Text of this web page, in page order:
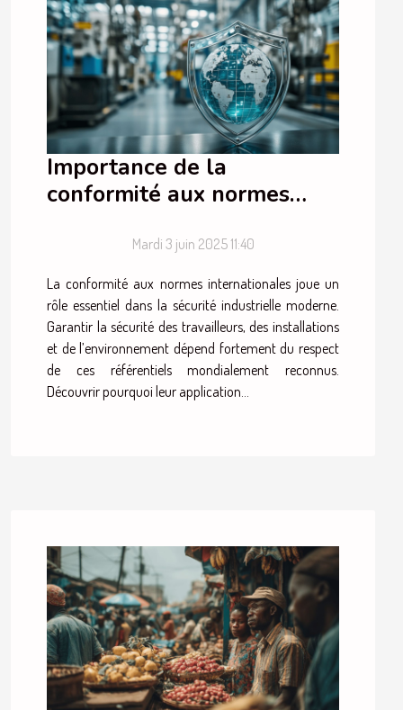
plusieurs types de peau — sèche, grasse, mixte ou
sensible —, et chacun nécessite une approche
spécifique. Pour optimiser l’efficacité de sa
routine beauté, il est recommandé d’analyser la
liste INCI (International...
Importance de la
conformité aux normes
sécurité industrielle
Mardi 3 juin 2025 11:40
La conformité aux normes internationales joue un
rôle essentiel dans la sécurité industrielle moderne.
Garantir la sécurité des travailleurs, des installations
et de l’environnement dépend fortement du respect
de ces référentiels mondialement reconnus.
Découvrir pourquoi leur application...